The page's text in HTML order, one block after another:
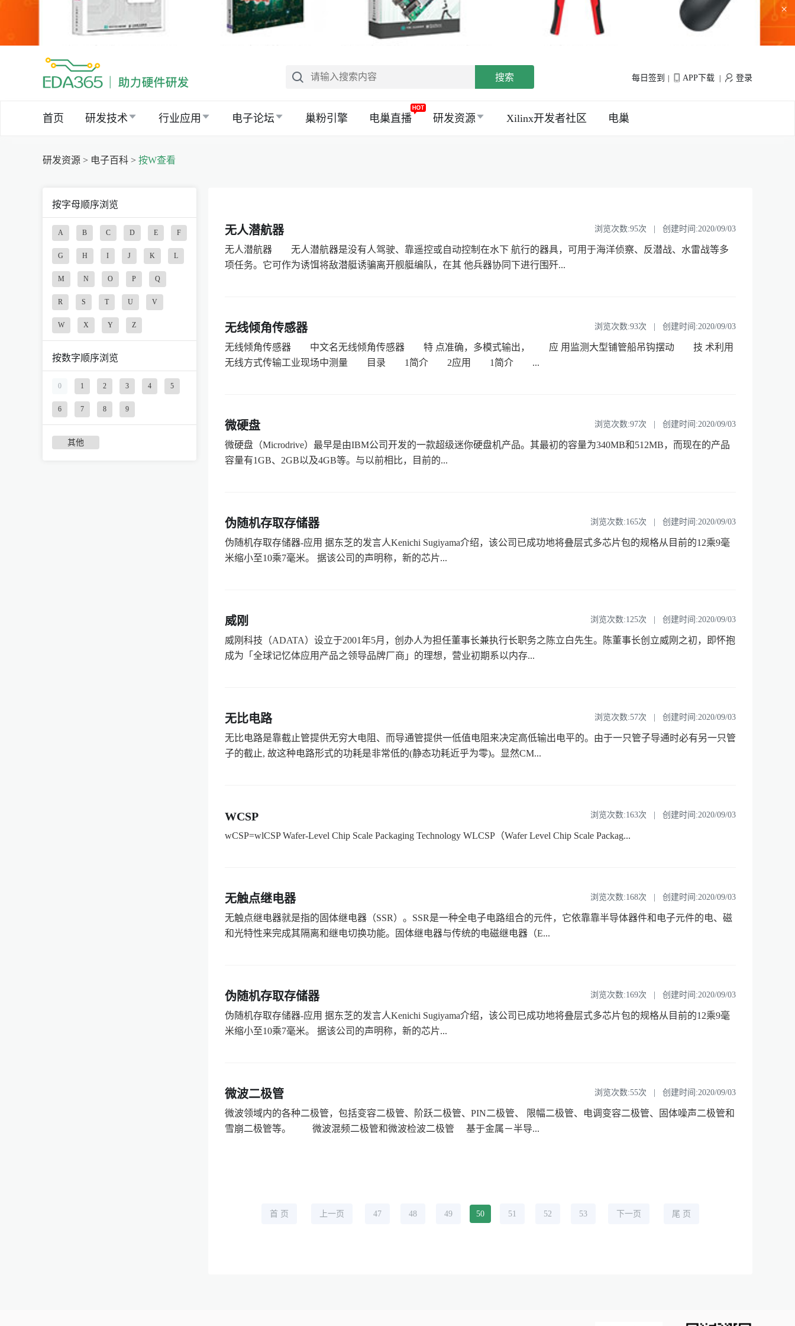
×
搜索 每日签到 APP下载 登录
首页 研发技术 行业应用 电子论坛 巢粉引擎 电巢直播 研发资源 Xilinx开发者社区 电巢
研发资源 > 电子百科 > 按W查看
按字母顺序浏览
A B C D E F
G H I J K L
M N O P Q
R S T U V
W X Y Z
按数字顺序浏览
0 1 2 3 4 5
6 7 8 9
其他
无人潜航器 浏览次数:95次 | 创建时间:2020/09/03
无人潜航器 无人潜航器是没有人驾驶、靠遥控或自动控制在水下 航行的器具，可用于海洋侦察、反潜战、水雷战等多
项任务。它可作为诱饵将敌潜艇诱骗离开舰艇编队，在其 他兵器协同下进行围歼...
无线倾角传感器 浏览次数:93次 | 创建时间:2020/09/03
无线倾角传感器 中文名无线倾角传感器 特 点准确，多模式输出， 应 用监测大型铺管船吊钩摆动 技 术利用
无线方式传输工业现场中测量 目录 1简介 2应用 1简介 ...
微硬盘 浏览次数:97次 | 创建时间:2020/09/03
微硬盘（Microdrive）最早是由IBM公司开发的一款超级迷你硬盘机产品。其最初的容量为340MB和512MB，而现在的产品
容量有1GB、2GB以及4GB等。与以前相比，目前的...
伪随机存取存储器 浏览次数:165次 | 创建时间:2020/09/03
伪随机存取存储器-应用 据东芝的发言人Kenichi Sugiyama介绍，该公司已成功地将叠层式多芯片包的规格从目前的12乘9毫
米缩小至10乘7毫米。 据该公司的声明称，新的芯片...
威刚 浏览次数:125次 | 创建时间:2020/09/03
威刚科技（ADATA）设立于2001年5月，创办人为担任董事长兼执行长职务之陈立白先生。陈董事长创立威刚之初，即怀抱
成为「全球记忆体应用产品之领导品牌厂商」的理想，营业初期系以内存...
无比电路 浏览次数:57次 | 创建时间:2020/09/03
无比电路是靠截止管提供无穷大电阻、而导通管提供一低值电阻来决定高低输出电平的。由于一只管子导通时必有另一只管
子的截止, 故这种电路形式的功耗是非常低的(静态功耗近乎为零)。显然CM...
WCSP 浏览次数:163次 | 创建时间:2020/09/03
wCSP=wlCSP Wafer-Level Chip Scale Packaging Technology WLCSP（Wafer Level Chip Scale Packag...
无触点继电器 浏览次数:168次 | 创建时间:2020/09/03
无触点继电器就是指的固体继电器（SSR）。SSR是一种全电子电路组合的元件，它依靠靠半导体器件和电子元件的电、磁
和光特性来完成其隔离和继电切换功能。固体继电器与传统的电磁继电器（E...
伪随机存取存储器 浏览次数:169次 | 创建时间:2020/09/03
伪随机存取存储器-应用 据东芝的发言人Kenichi Sugiyama介绍，该公司已成功地将叠层式多芯片包的规格从目前的12乘9毫
米缩小至10乘7毫米。 据该公司的声明称，新的芯片...
微波二极管 浏览次数:55次 | 创建时间:2020/09/03
微波领域内的各种二极管，包括变容二极管、阶跃二极管、PIN二极管、 限幅二极管、电调变容二极管、固体噪声二极管和
雪崩二极管等。 微波混频二极管和微波检波二极管 基于金属－半导...
首 页 上一页 47 48 49 50 51 52 53 下一页 尾 页